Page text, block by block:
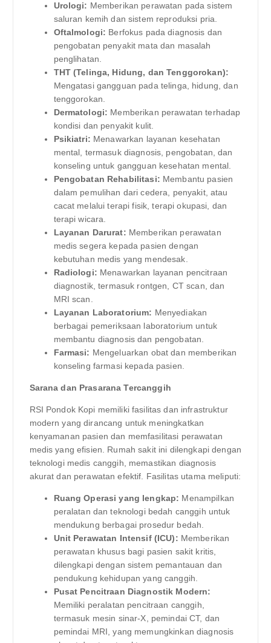
Urologi: Memberikan perawatan pada sistem
saluran kemih dan sistem reproduksi pria.
Oftalmologi: Berfokus pada diagnosis dan
pengobatan penyakit mata dan masalah
penglihatan.
THT (Telinga, Hidung, dan Tenggorokan):
Mengatasi gangguan pada telinga, hidung, dan
tenggorokan.
Dermatologi: Memberikan perawatan terhadap
kondisi dan penyakit kulit.
Psikiatri: Menawarkan layanan kesehatan
mental, termasuk diagnosis, pengobatan, dan
konseling untuk gangguan kesehatan mental.
Pengobatan Rehabilitasi: Membantu pasien
dalam pemulihan dari cedera, penyakit, atau
cacat melalui terapi fisik, terapi okupasi, dan
terapi wicara.
Layanan Darurat: Memberikan perawatan
medis segera kepada pasien dengan
kebutuhan medis yang mendesak.
Radiologi: Menawarkan layanan pencitraan
diagnostik, termasuk rontgen, CT scan, dan
MRI scan.
Layanan Laboratorium: Menyediakan
berbagai pemeriksaan laboratorium untuk
membantu diagnosis dan pengobatan.
Farmasi: Mengeluarkan obat dan memberikan
konseling farmasi kepada pasien.
Sarana dan Prasarana Tercanggih
RSI Pondok Kopi memiliki fasilitas dan infrastruktur
modern yang dirancang untuk meningkatkan
kenyamanan pasien dan memfasilitasi perawatan
medis yang efisien. Rumah sakit ini dilengkapi dengan
teknologi medis canggih, memastikan diagnosis
akurat dan perawatan efektif. Fasilitas utama meliputi:
Ruang Operasi yang lengkap: Menampilkan
peralatan dan teknologi bedah canggih untuk
mendukung berbagai prosedur bedah.
Unit Perawatan Intensif (ICU): Memberikan
perawatan khusus bagi pasien sakit kritis,
dilengkapi dengan sistem pemantauan dan
pendukung kehidupan yang canggih.
Pusat Pencitraan Diagnostik Modern:
Memiliki peralatan pencitraan canggih,
termasuk mesin sinar-X, pemindai CT, dan
pemindai MRI, yang memungkinkan diagnosis